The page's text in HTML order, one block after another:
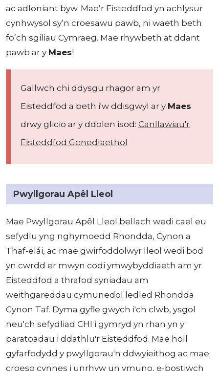
ac adloniant byw. Mae’r Eisteddfod yn achlysur
cynhwysol sy’n croesawu pawb, ni waeth beth
fo’ch sgiliau Cymraeg. Mae rhywbeth at ddant
pawb ar y Maes!
Gallwch chi ddysgu rhagor am yr
Eisteddfod a beth i'w ddisgwyl ar y Maes
drwy glicio ar y ddolen isod: Canllawiau'r
Eisteddfod Genedlaethol
Pwyllgorau Apêl Lleol
Mae Pwyllgorau Apêl Lleol bellach wedi cael eu
sefydlu yng nghymoedd Rhondda, Cynon a
Thaf-elái, ac mae gwirfoddolwyr lleol wedi bod
yn cwrdd er mwyn codi ymwybyddiaeth am yr
Eisteddfod a thrafod syniadau am
weithgareddau cymunedol ledled Rhondda
Cynon Taf. Dyma gyfle gwych i'ch clwb, ysgol
neu'ch sefydliad CHI i gymryd yn rhan yn y
paratoadau i ddathlu'r Eisteddfod. Mae holl
gyfarfodydd y pwyllgorau'n ddwyieithog ac mae
croeso cynnes i unrhyw un ymuno, e-bostiwch